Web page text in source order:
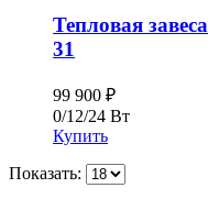
Тепловая
31
99 900 ₽
0/12/24 Вт
Купить
Показать: